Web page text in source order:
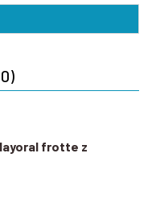
frotte z